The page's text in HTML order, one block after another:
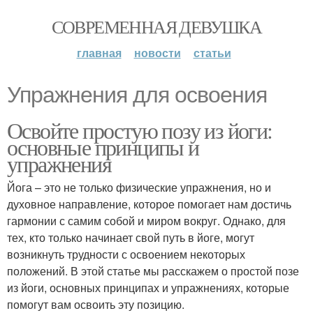
СОВРЕМЕННАЯ ДЕВУШКА
главная новости статьи
Упражнения для освоения
Освойте простую позу из йоги:
основные принципы и
упражнения
Йога – это не только физические упражнения, но и
духовное направление, которое помогает нам достичь
гармонии с самим собой и миром вокруг. Однако, для
тех, кто только начинает свой путь в йоге, могут
возникнуть трудности с освоением некоторых
положений. В этой статье мы расскажем о простой позе
из йоги, основных принципах и упражнениях, которые
помогут вам освоить эту позицию.